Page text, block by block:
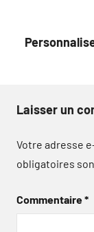
Laisser un
Votre adresse
obligatoires
Commentaire*